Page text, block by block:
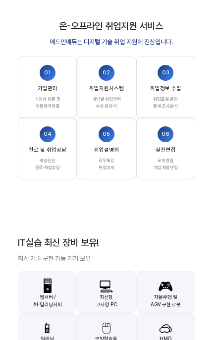
온-오프라인 취업지원 서비스
애드인에듀는 디지털 기술 취업 지원에 진심입니다.
01
기업관리
기업체 방문 및
채용협약체결
02
취업지원시스템
개인별 취업전략
수강생 관리
03
취업정보 수집
취업포털 운영
통계 조사분석
04
진로 및 취업상담
역량진단
진로·취업상담
05
취업설명회
직무특강
면접대비
06
실전면접
모의면접
기업 채용면접
IT실습 최신 장비 보유!
최신 기술 구현 가능 기기 보유
🖥️
웹서버 /
AI·딥러닝서버
💻
최신형
고사양 PC
🎮
자율주행 및
AGV 구현 로봇
📱
딥러닝
🖱️
모방학습용
🥽
HMD